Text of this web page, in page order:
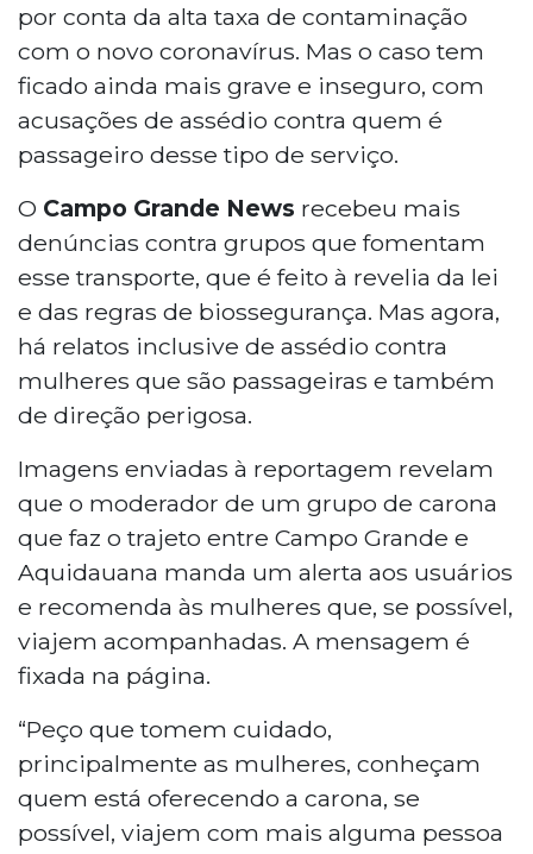
por conta da alta taxa de contaminação
com o novo coronavírus. Mas o caso tem
ficado ainda mais grave e inseguro, com
acusações de assédio contra quem é
passageiro desse tipo de serviço.
O Campo Grande News recebeu mais
denúncias contra grupos que fomentam
esse transporte, que é feito à revelia da lei
e das regras de biossegurança. Mas agora,
há relatos inclusive de assédio contra
mulheres que são passageiras e também
de direção perigosa.
Imagens enviadas à reportagem revelam
que o moderador de um grupo de carona
que faz o trajeto entre Campo Grande e
Aquidauana manda um alerta aos usuários
e recomenda às mulheres que, se possível,
viajem acompanhadas. A mensagem é
fixada na página.
“Peço que tomem cuidado,
principalmente as mulheres, conheçam
quem está oferecendo a carona, se
possível, viajem com mais alguma pessoa